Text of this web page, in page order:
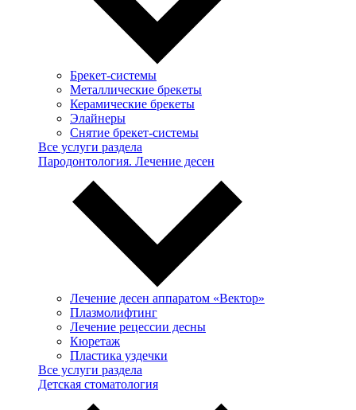
Брекет-системы
Металлические брекеты
Керамические брекеты
Элайнеры
Снятие брекет-системы
Все услуги раздела
Пародонтология. Лечение десен
Лечение десен аппаратом «Вектор»
Плазмолифтинг
Лечение рецессии десны
Кюретаж
Пластика уздечки
Все услуги раздела
Детская стоматология